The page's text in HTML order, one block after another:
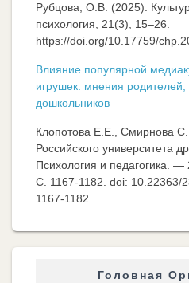
Рубцова, О.В. (2025).
психология, 21(3), 15–26.
https://doi.org/10.17759/
Влияние популярной
игрушек: мнения родителей,
дошкольников
Клопотова Е.Е., Смирнова
Российского университета
Психология и
C. 1167-1182. doi: 10.22363/
1167-1182
Головная